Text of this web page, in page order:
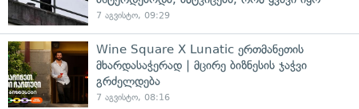
7 აგვისტო, 09:29
Wine Square X Lunatic ერთმანეთის
მხარდასაჭერად | მცირე ბიზნესის ჯაჭვი
გრძელდება
7 აგვისტო, 08:16